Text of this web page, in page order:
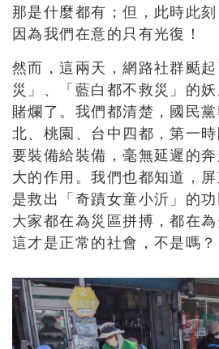
那是什麼都有；但，此時此刻
因為我們在意的只有光復！
然而，這兩天，網路社群颳
災」、「藍白都不救災」的
賭爛了。我們都清楚，國民
北、桃園、台中四都，第一時
要裝備給裝備，毫無延遲的
大的作用。我們也都知道，
是救出「奇蹟女童小沂」的功
大家都在為災區拼搏，都在為
這才是正常的社會，不是嗎？